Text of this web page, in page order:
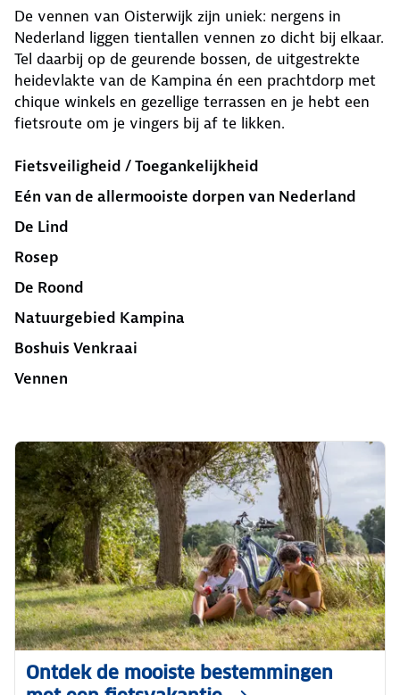
De vennen van Oisterwijk zijn uniek: nergens in
Nederland liggen tientallen vennen zo dicht bij elkaar.
Tel daarbij op de geurende bossen, de uitgestrekte
heidevlakte van de Kampina én een prachtdorp met
chique winkels en gezellige terrassen en je hebt een
fietsroute om je vingers bij af te likken.
Fietsveiligheid / Toegankelijkheid
Eén van de allermooiste dorpen van Nederland
De Lind
Rosep
De Roond
Natuurgebied Kampina
Boshuis Venkraai
Vennen
Ontdek de mooiste bestemmingen